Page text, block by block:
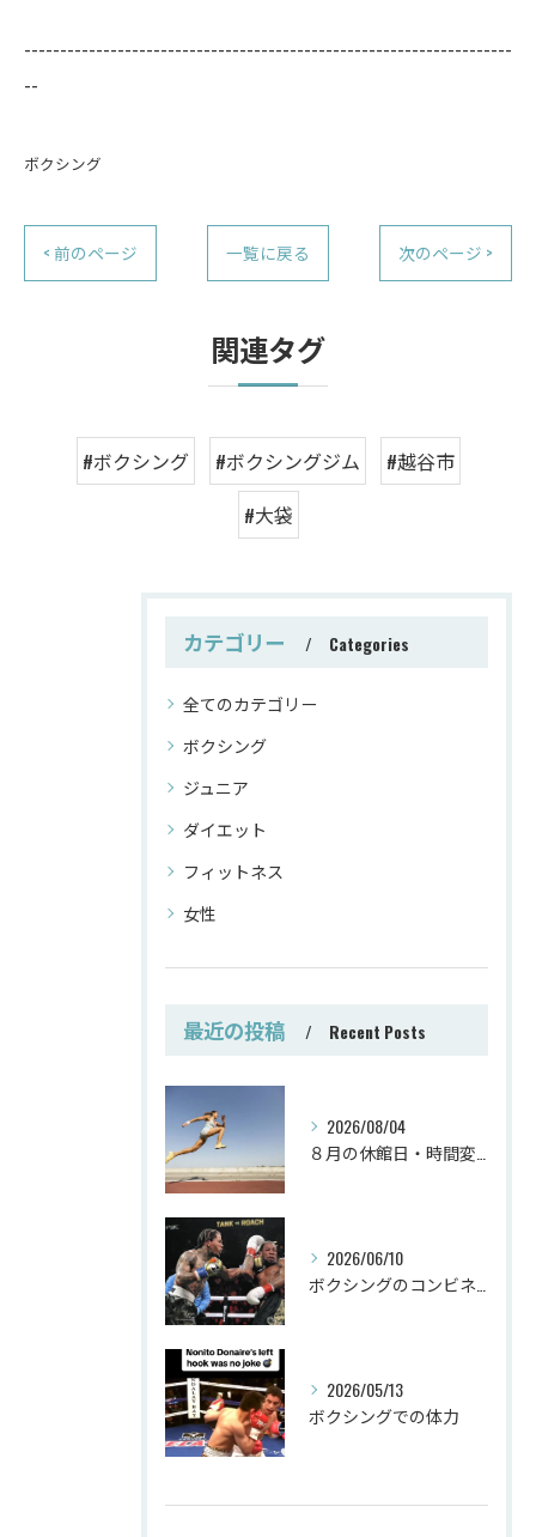
--------------------------------------------------------------------
--
ボクシング
< 前のページ 一覧に戻る 次のページ >
関連タグ
#ボクシング #ボクシングジム
#越谷市
#大袋
カテゴリー Categories
全てのカテゴリー
ボクシング
ジュニア
ダイエット
フィットネス
女性
最近の投稿 Recent Posts
2026/08/04
８月の休館日・時間変更
2026/06/10
ボクシングのコンビネーション
2026/05/13
ボクシングでの体力